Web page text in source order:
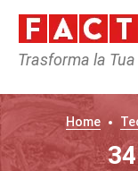
Trasforma la
Home